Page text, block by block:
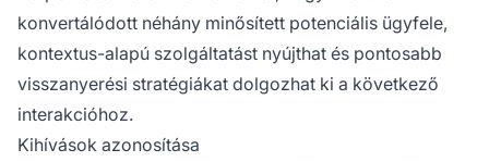
konvertálódott néhány minősített potenciális ügyfele,
kontextus-alapú szolgáltatást nyújthat és pontosabb
visszanyerési stratégiákat dolgozhat ki a következő
interakcióhoz.
Kihívások azonosítása